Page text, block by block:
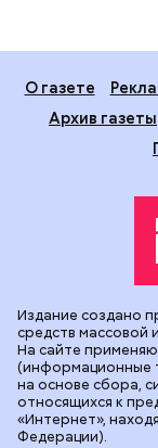
О газете
Архив газеты
Издание создано
средств массовой
На сайте
(информационные
на основе сбора,
относящихся к
«Интернет»,
Федерации).